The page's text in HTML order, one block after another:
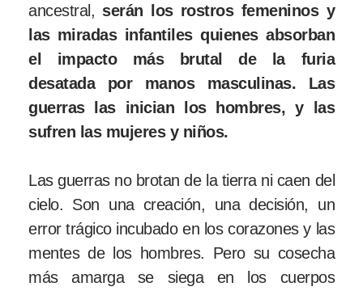
ancestral, serán los rostros femeninos y
las miradas infantiles quienes absorban
el impacto más brutal de la furia
desatada por manos masculinas. Las
guerras las inician los hombres, y las
sufren las mujeres y niños.
Las guerras no brotan de la tierra ni caen del
cielo. Son una creación, una decisión, un
error trágico incubado en los corazones y las
mentes de los hombres. Pero su cosecha
más amarga se siega en los cuerpos